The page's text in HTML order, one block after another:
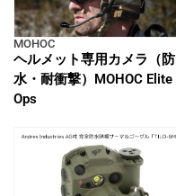
MOHOC
ヘルメット専用カメラ（防
水・耐衝撃）MOHOC Elite
Ops